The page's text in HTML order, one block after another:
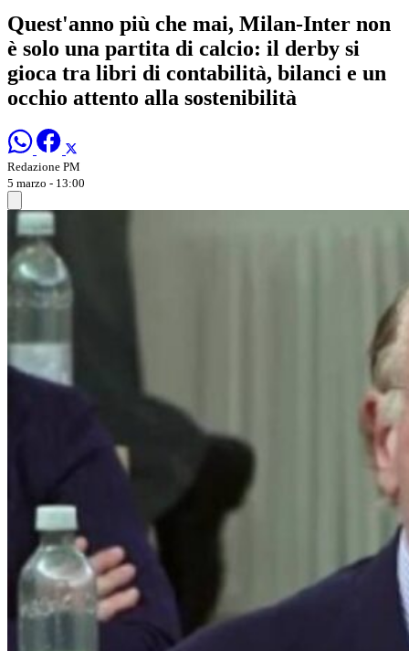
Quest'anno più che mai, Milan-Inter non
è solo una partita di calcio: il derby si
gioca tra libri di contabilità, bilanci e un
occhio attento alla sostenibilità
Redazione PM
5 marzo - 13:00